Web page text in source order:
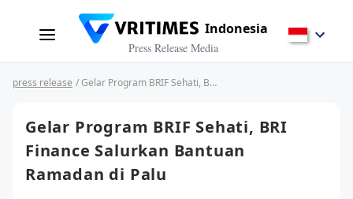
Indonesia
Press Release Media
press release / Gelar Program BRIF Sehati, BRI Finance Salurkan Bantuan Ramadan di Palu
Gelar Program BRIF Sehati, BRI
Finance Salurkan Bantuan
Ramadan di Palu